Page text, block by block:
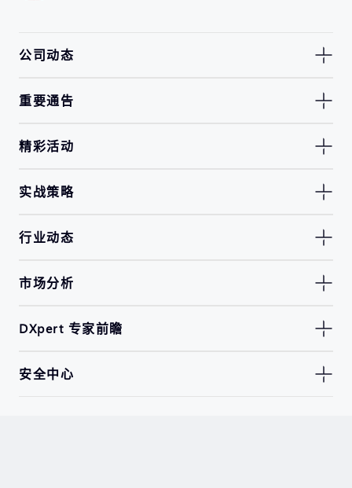
公司动态
重要通告
精彩活动
实战策略
行业动态
市场分析
DXpert 专家前瞻
安全中心